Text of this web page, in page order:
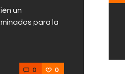
un
para la
0 0